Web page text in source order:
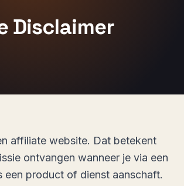
Disclaimer
affiliate website. Dat betekent
ontvangen wanneer je via een
een product of dienst aanschaft.